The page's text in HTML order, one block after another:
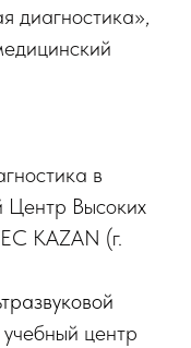
диагностика»,
в
Центр Высоких
KAZAN (г.
центр